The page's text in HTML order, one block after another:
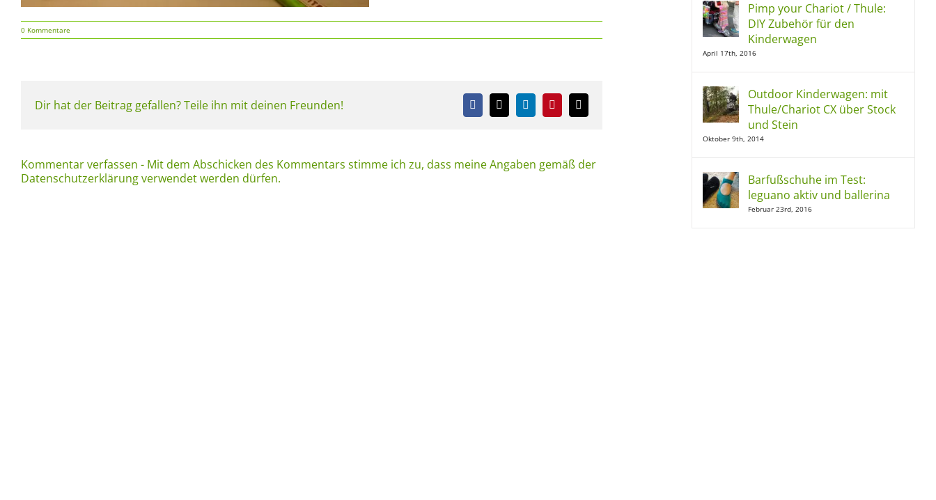
0 Kommentare
Dir hat der Beitrag gefallen? Teile ihn mit deinen Freunden! Facebook
X LinkedInPinterest
E-
Mail
Kommentar verfassen - Mit dem Abschicken des Kommentars stimme ich zu, dass meine Angaben gemäß der
Datenschutzerklärung verwendet werden dürfen.
Pimp your Chariot / Thule:
DIY Zubehör für den
Kinderwagen
April 17th, 2016
Outdoor Kinderwagen: mit
Thule/Chariot CX über Stock
und Stein
Oktober 9th, 2014
Barfußschuhe im Test:
leguano aktiv und ballerina
Februar 23rd, 2016